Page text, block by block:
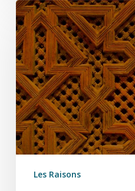
Un
cri
des
voix
tu(é)es:
lettre
sur
Houris,
de
Kamel
Les Raisons